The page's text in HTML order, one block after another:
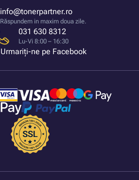
info@tonerpartner.ro
Răspundem in maxim doua zile.
031 630 8312
Lu-Vi 8:00 – 16:30
Urmariți-ne pe Facebook